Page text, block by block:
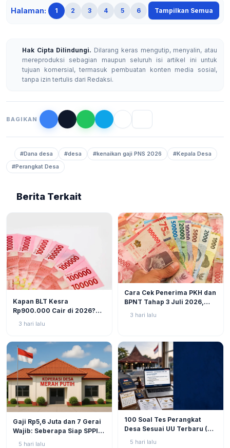
Halaman: 1 2 3 4 5 6 Tampilkan Semua
Hak Cipta Dilindungi. Dilarang keras mengutip, menyalin, atau
mereproduksi sebagian maupun seluruh isi artikel ini untuk
tujuan komersial, termasuk pembuatan konten media sosial,
tanpa izin tertulis dari Redaksi.
BAGIKAN
#Dana desa #desa #kenaikan gaji PNS 2026
#Kepala Desa
#Perangkat Desa
Berita Terkait
Kapan BLT Kesra
Rp900.000 Cair di 2026?
Simak Prediksi dan
3 hari lalu
Cara Cek Penerima PKH dan
BPNT Tahap 3 Juli 2026,
Bansos Sudah Mulai Cair!
3 hari lalu
Gaji Rp5,6 Juta dan 7 Gerai
Wajib: Seberapa Siap SPPI
5 hari lalu
100 Soal Tes Perangkat
Desa Sesuai UU Terbaru (UU
No. 3 Tahun 2024 & PP No.
5 hari lalu